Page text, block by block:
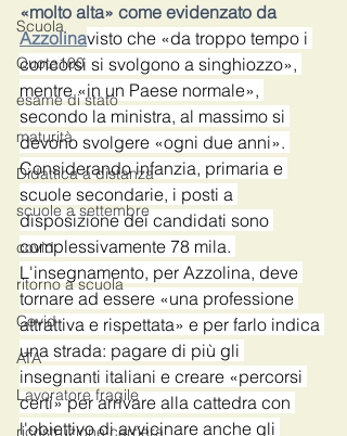
Scuola
Quota100
esame di stato
maturità
Didattica a distanza
scuole a settembre
covid
ritorno a scuola
Covid
ATA
Lavoratore fragile
ricostruzione carriera
«molto alta» come evidenzato da
Azzolinavisto che «da troppo tempo i
concorsi si svolgono a singhiozzo»,
mentre «in un Paese normale»,
secondo la ministra, al massimo si
devono svolgere «ogni due anni».
Considerando infanzia, primaria e
scuole secondarie, i posti a
disposizione dei candidati sono
complessivamente 78 mila.
L'insegnamento, per Azzolina, deve
tornare ad essere «una professione
attrattiva e rispettata» e per farlo indica
una strada: pagare di più gli
insegnanti italiani e creare «percorsi
certi» per arrivare alla cattedra con
l'obiettivo di avvicinare anche gli